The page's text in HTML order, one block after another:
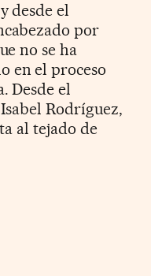
desde el
por
no se ha
en el proceso
Desde el
Rodríguez,
al tejado de